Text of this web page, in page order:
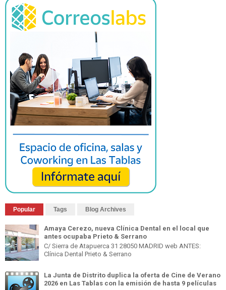
Popular Tags Blog Archives
Amaya Cerezo, nueva Clínica Dental en el local que
antes ocupaba Prieto & Serrano
C/ Sierra de Atapuerca 31 28050 MADRID web ANTES:
Clínica Dental Prieto & Serrano
La Junta de Distrito duplica la oferta de Cine de Verano
2026 en Las Tablas con la emisión de hasta 9 películas